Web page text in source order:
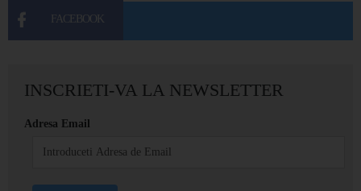
FACEBOOK
INSCRIETI-VA LA NEWSLETTER
Adresa Email